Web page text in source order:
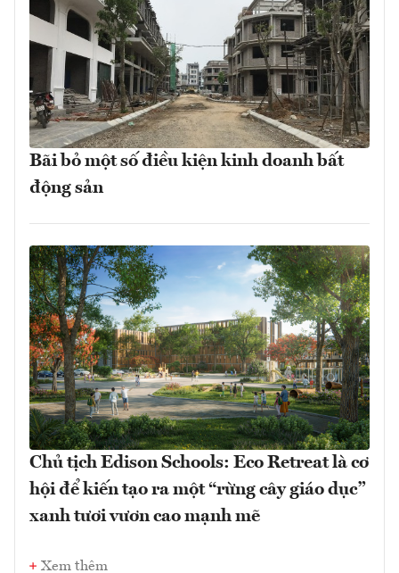
Bãi bỏ một số điều kiện kinh doanh bất
động sản
Chủ tịch Edison Schools: Eco Retreat là cơ
hội để kiến tạo ra một “rừng cây giáo dục”
xanh tươi vươn cao mạnh mẽ
Xem thêm